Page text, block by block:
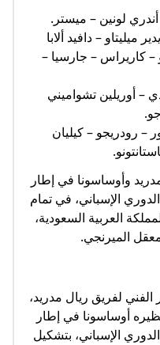
لونين – ميستر.
– دافيد ألابا
– كاريراس – جارسيا –
– أوريلين تشواميني
رودريجو – كيليان
وأوساسونا في إطار
الإسباني، في تمام
والمملكة العربية السعودية،
الميرنجي.
الفني لفريق ريال مدريد،
أوساسونا في إطار
الإسباني، بتشكيل